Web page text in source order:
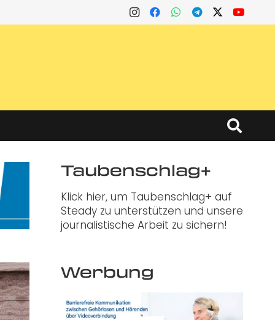
Taubenschlag+
Klick hier, um Taubenschlag+ auf
Steady zu unterstützen und unsere
journalistische Arbeit zu sichern!
Werbung